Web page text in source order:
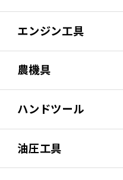
エンジン工具
農機具
ハンドツール
油圧工具